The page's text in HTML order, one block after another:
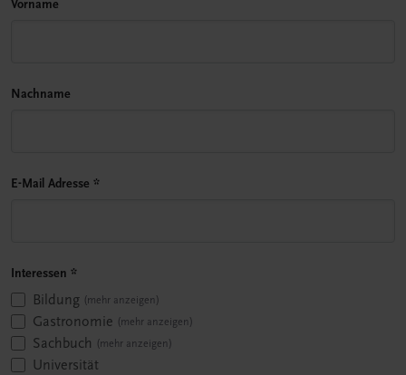
Vorname
Nachname
E-Mail Adresse *
Interessen *
Bildung (mehr anzeigen)
Gastronomie (mehr anzeigen)
Sachbuch (mehr anzeigen)
Universität